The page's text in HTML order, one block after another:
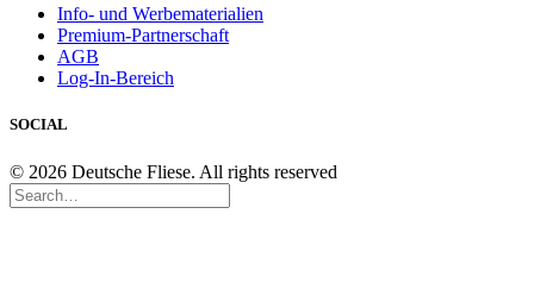
Info- und Werbematerialien
Premium-Partnerschaft
AGB
Log-In-Bereich
SOCIAL
© 2026 Deutsche Fliese. All rights reserved